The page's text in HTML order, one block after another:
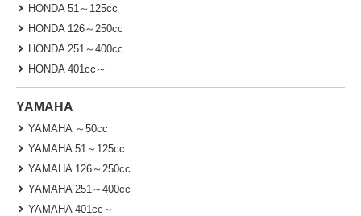
HONDA 51～125cc
HONDA 126～250cc
HONDA 251～400cc
HONDA 401cc～
YAMAHA
YAMAHA ～50cc
YAMAHA 51～125cc
YAMAHA 126～250cc
YAMAHA 251～400cc
YAMAHA 401cc～